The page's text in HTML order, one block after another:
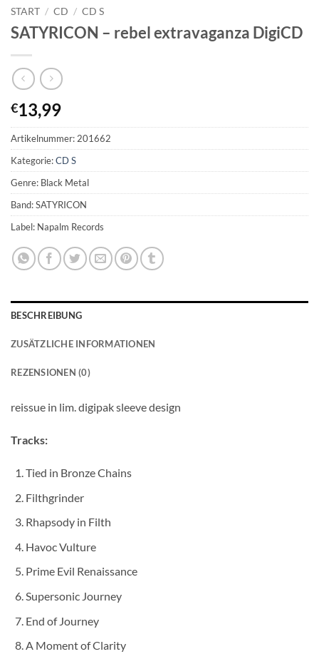
START / CD / CD S
SATYRICON – rebel extravaganza DigiCD
€13,99
Artikelnummer:201662
Kategorie:CD S
Genre: Black Metal
Band: SATYRICON
Label: Napalm Records
BESCHREIBUNG
ZUSÄTZLICHE INFORMATIONEN
REZENSIONEN (0)
reissue in lim. digipak sleeve design
Tracks:
Tied in Bronze Chains
Filthgrinder
Rhapsody in Filth
Havoc Vulture
Prime Evil Renaissance
Supersonic Journey
End of Journey
A Moment of Clarity